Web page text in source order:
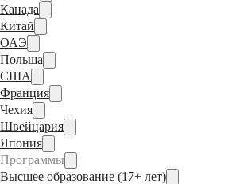
Канада
Китай
ОАЭ
Польша
США
Франция
Чехия
Швейцария
Япония
Программы
Высшее образование (17+ лет)